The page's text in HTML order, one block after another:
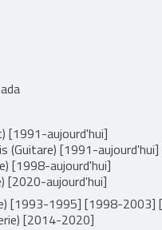
[1991-aujourd'hui]
(Guitare) [1991-aujourd'hui]
[1998-aujourd'hui]
[2020-aujourd'hui]
[1993-1995] [1998-2003]
[2014-2020]